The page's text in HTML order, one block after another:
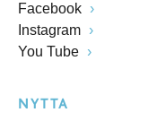
Facebook
Instagram
You Tube
NYTTA